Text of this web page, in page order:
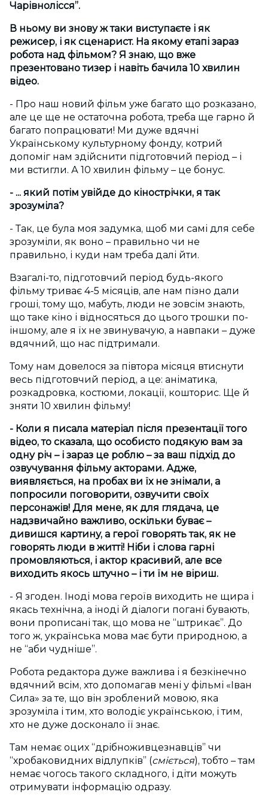
Чарівнолісся”.
В ньому ви знову ж таки виступаєте і як
режисер, і як сценарист. На якому етапі зараз
робота над фільмом? Я знаю, що вже
презентовано тизер і навіть бачила 10 хвилин
відео.
- Про наш новий фільм уже багато що розказано,
але це ще не остаточна робота, треба ще гарно й
багато попрацювати! Ми дуже вдячні
Українському культурному фонду, котрий
допоміг нам здійснити підготовчий період – і
ми встигли. А 10 хвилин фільму – це бонус.
- ... який потім увійде до кінострічки, я так
зрозуміла?
- Так, це була моя задумка, щоб ми самі для себе
зрозуміли, як воно – правильно чи не
правильно, і куди нам треба далі йти.
Взагалі-то, підготовчий період будь-якого
фільму триває 4-5 місяців, але нам пізно дали
гроші, тому що, мабуть, люди не зовсім знають,
що таке кіно і відносяться до цього трошки по-
іншому, але я їх не звинувачую, а навпаки – дуже
вдячний, що нас підтримали.
Тому нам довелося за півтора місяця втиснути
весь підготовчий період, а це: аніматика,
розкадровка, костюми, локації, кошторис. Ще й
зняти 10 хвилин фільму!
- Коли я писала матеріал після презентації того
відео, то сказала, що особисто подякую вам за
одну річ – і зараз це роблю – за ваш підхід до
озвучування фільму акторами. Адже,
виявляється, на пробах ви їх не знімали, а
попросили поговорити, озвучити своїх
персонажів! Для мене, як для глядача, це
надзвичайно важливо, оскільки буває –
дивишся картину, а герої говорять так, як не
говорять люди в житті! Ніби і слова гарні
промовляються, і актор красивий, але все
виходить якось штучно – і ти їм не віриш.
- Я згоден. Іноді мова героїв виходить не щира і
якась технічна, а іноді й діалоги погані бувають,
вони прописані так, що мова не “штрикає”. До
того ж, українська мова має бути природною, а
не “аби чудніше”.
Робота редактора дуже важлива і я безкінечно
вдячний всім, хто допомагав мені у фільмі «Іван
Сила» за те, що він зроблений мовою, яка
зрозуміла і тим, хто володіє українською, і тим,
хто не дуже досконало її знає.
Там немає оцих “дрібноживцезнавців” чи
“хробаковидних відлупків” (сміється), тобто – там
немає чогось такого складного, і діти можуть
отримувати інформацію одразу.